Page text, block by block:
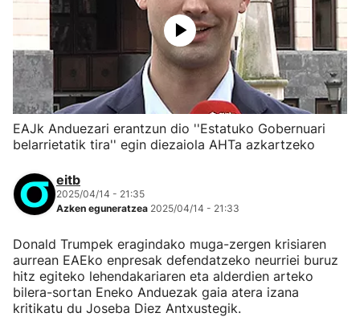
EAJk Anduezari erantzun dio ''Estatuko Gobernuari
belarrietatik tira'' egin diezaiola AHTa azkartzeko
eitb
2025/04/14 - 21:35
Azken eguneratzea 2025/04/14 - 21:33
Donald Trumpek eragindako muga-zergen krisiaren
aurrean EAEko enpresak defendatzeko neurriei buruz
hitz egiteko lehendakariaren eta alderdien arteko
bilera-sortan Eneko Anduezak gaia atera izana
kritikatu du Joseba Diez Antxustegik.